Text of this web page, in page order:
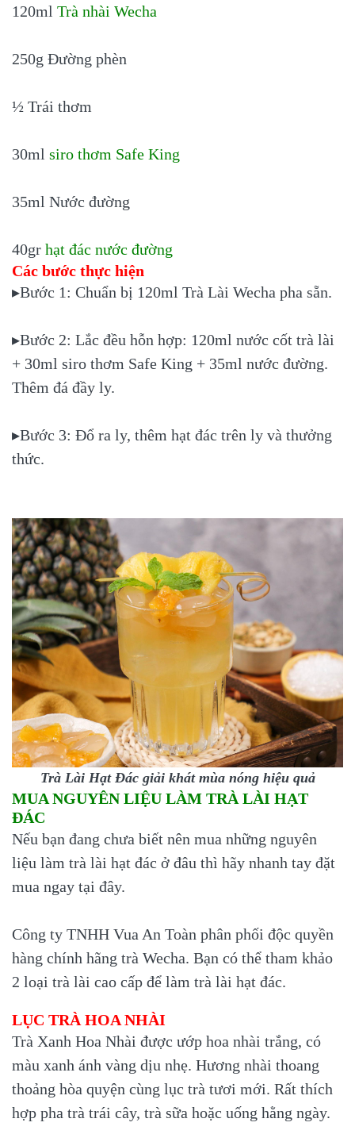
120ml Trà nhài Wecha
250g Đường phèn
½ Trái thơm
30ml siro thơm Safe King
35ml Nước đường
40gr hạt đác nước đường
Các bước thực hiện
▸Bước 1: Chuẩn bị 120ml Trà Lài Wecha pha sẵn.
▸Bước 2: Lắc đều hỗn hợp: 120ml nước cốt trà lài
+ 30ml siro thơm Safe King + 35ml nước đường.
Thêm đá đầy ly.
▸Bước 3: Đổ ra ly, thêm hạt đác trên ly và thưởng
thức.
Trà Lài Hạt Đác giải khát mùa nóng hiệu quả
MUA NGUYÊN LIỆU LÀM TRÀ LÀI HẠT
ĐÁC
Nếu bạn đang chưa biết nên mua những nguyên
liệu làm trà lài hạt đác ở đâu thì hãy nhanh tay đặt
mua ngay tại đây.
Công ty TNHH Vua An Toàn phân phối độc quyền
hàng chính hãng trà Wecha. Bạn có thể tham khảo
2 loại trà lài cao cấp để làm trà lài hạt đác.
LỤC TRÀ HOA NHÀI
Trà Xanh Hoa Nhài được ướp hoa nhài trắng, có
màu xanh ánh vàng dịu nhẹ. Hương nhài thoang
thoảng hòa quyện cùng lục trà tươi mới. Rất thích
hợp pha trà trái cây, trà sữa hoặc uống hằng ngày.